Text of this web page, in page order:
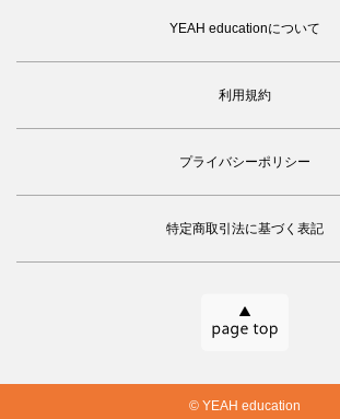
YEAH educationについて
利用規約
プライバシーポリシー
特定商取引法に基づく表記
© YEAH education